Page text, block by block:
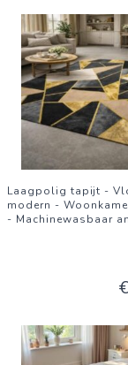
Laagpolig tapijt -
modern -
- Machinewasbaar